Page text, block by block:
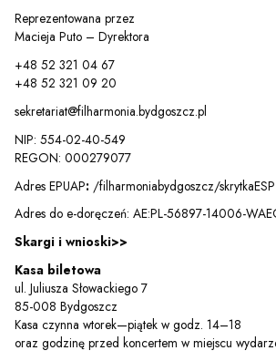
Reprezentowana przez
Macieja Puto – Dyrektora
+48 52 321 04 67
+48 52 321 09 20
sekretariat@filharmonia.bydgoszcz.pl
NIP: 554-02-40-549
REGON: 000279077
Adres EPUAP: /filharmoniabydgoszcz/skrytkaESP
Adres do e-doręczeń: AE:PL-56897-14006-
Skargi i wnioski>>
Kasa biletowa
ul. Juliusza Słowackiego 7
85-008 Bydgoszcz
Kasa czynna wtorek—piątek w godz. 14–18
oraz godzinę przed koncertem w miejscu